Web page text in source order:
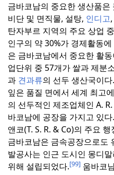
금바코남의 중요한 생산품은
비단 및 면직물, 설탕, 인디고
탄자부르 지역의 주요 상업
인구의 약 30%가 경제활동
은 금바코남에서 중요한 활
업단위 중 57개가 쌀과 제분
과 견과류의 선두 생산국이
잎은 품질 면에서 세계 최고
의 선두적인 제조업체인 A.
바코남에 공장을 가지고 있다.
앤코(T. S. R. & Co)의 주요
금바코남은 금속공장으로도
발공사는 인근 도시인 몽디
위해 설립되었다.[99] 움바코